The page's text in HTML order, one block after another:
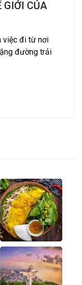
GIỚI CỦA
việc đi từ nơi
đường trải